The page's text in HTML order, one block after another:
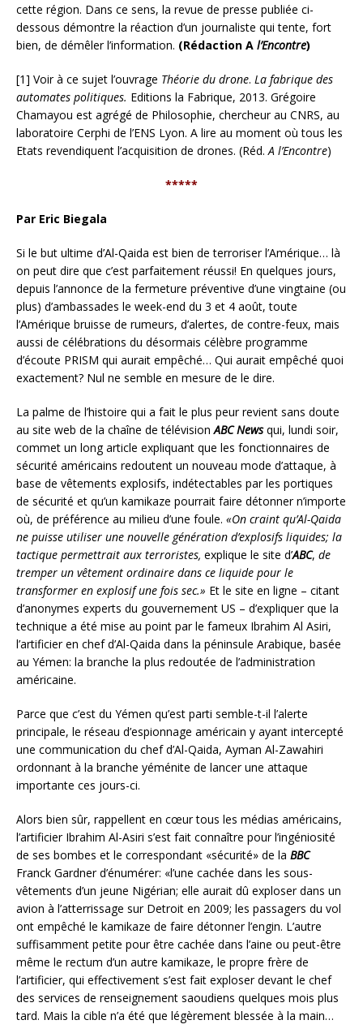
cette région. Dans ce sens, la revue de presse publiée ci-
dessous démontre la réaction d’un journaliste qui tente, fort
bien, de démêler l’information. (Rédaction A l’Encontre)
[1] Voir à ce sujet l’ouvrage Théorie du drone. La fabrique des
automates politiques. Editions la Fabrique, 2013. Grégoire
Chamayou est agrégé de Philosophie, chercheur au CNRS, au
laboratoire Cerphi de l’ENS Lyon. A lire au moment où tous les
Etats revendiquent l’acquisition de drones. (Réd. A l’Encontre)
*****
Par Eric Biegala
Si le but ultime d’Al-Qaida est bien de terroriser l’Amérique… là
on peut dire que c’est parfaitement réussi! En quelques jours,
depuis l’annonce de la fermeture préventive d’une vingtaine (ou
plus) d’ambassades le week-end du 3 et 4 août, toute
l’Amérique bruisse de rumeurs, d’alertes, de contre-feux, mais
aussi de célébrations du désormais célèbre programme
d’écoute PRISM qui aurait empêché… Qui aurait empêché quoi
exactement? Nul ne semble en mesure de le dire.
La palme de l’histoire qui a fait le plus peur revient sans doute
au site web de la chaîne de télévisionABC Newsqui, lundi soir,
commet un long article expliquant que les fonctionnaires de
sécurité américains redoutent un nouveau mode d’attaque, à
base de vêtements explosifs, indétectables par les portiques
de sécurité et qu’un kamikaze pourrait faire détonner n’importe
où, de préférence au milieu d’une foule. «On craint qu’Al-Qaida
ne puisse utiliser une nouvelle génération d’explosifs liquides; la
tactique permettrait aux terroristes, explique le site d’ABC, de
tremper un vêtement ordinaire dans ce liquide pour le
transformer en explosif une fois sec.» Et le site en ligne – citant
d’anonymes experts du gouvernement US – d’expliquer que la
technique a été mise au point par le fameux Ibrahim Al Asiri,
l’artificier en chef d’Al-Qaida dans la péninsule Arabique, basée
au Yémen: la branche la plus redoutée de l’administration
américaine.
Parce que c’est du Yémen qu’est parti semble-t-il l’alerte
principale, le réseau d’espionnage américain y ayant intercepté
une communication du chef d’Al-Qaida, Ayman Al-Zawahiri
ordonnant à la branche yéménite de lancer une attaque
importante ces jours-ci.
Alors bien sûr, rappellent en cœur tous les médias américains,
l’artificier Ibrahim Al-Asiri s’est fait connaître pour l’ingéniosité
de ses bombes et le correspondant «sécurité» de la BBC
Franck Gardner d’énumérer: «l’une cachée dans les sous-
vêtements d’un jeune Nigérian; elle aurait dû exploser dans un
avion à l’atterrissage sur Detroit en 2009; les passagers du vol
ont empêché le kamikaze de faire détonner l’engin. L’autre
suffisamment petite pour être cachée dans l’aine ou peut-être
même le rectum d’un autre kamikaze, le propre frère de
l’artificier, qui effectivement s’est fait exploser devant le chef
des services de renseignement saoudiens quelques mois plus
tard. Mais la cible n’a été que légèrement blessée à la main…